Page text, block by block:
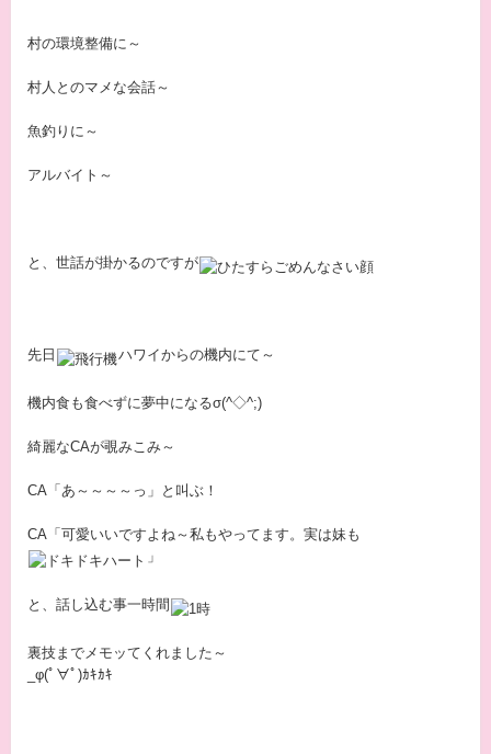
村の環境整備に～
村人とのマメな会話～
魚釣りに～
アルバイト～
と、世話が掛かるのですが
先日 ハワイからの機内にて～
機内食も食べずに夢中になるσ(^◇^;)
綺麗なCAが覗みこみ～
CA「あ～～～～っ」と叫ぶ！
CA「可愛いいですよね～私もやってます。実は妹も
」
と、話し込む事一時間
裏技までメモッてくれました～
_φ(ﾟ∀ﾟ)ｶｷｶｷ